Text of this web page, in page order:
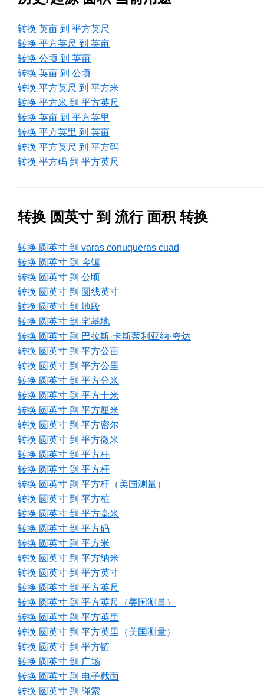
转换 英亩 到 平方英尺
转换 平方英尺 到 英亩
转换 公顷 到 英亩
转换 英亩 到 公顷
转换 平方英尺 到 平方米
转换 平方米 到 平方英尺
转换 英亩 到 平方英里
转换 平方英里 到 英亩
转换 平方英尺 到 平方码
转换 平方码 到 平方英尺
转换 圆英寸 到 流行 面积 转换
转换 圆英寸 到 varas conuqueras cuad
转换 圆英寸 到 乡镇
转换 圆英寸 到 公顷
转换 圆英寸 到 圆线英寸
转换 圆英寸 到 地段
转换 圆英寸 到 宅基地
转换 圆英寸 到 巴拉斯·卡斯蒂利亚纳·夸达
转换 圆英寸 到 平方公亩
转换 圆英寸 到 平方公里
转换 圆英寸 到 平方分米
转换 圆英寸 到 平方十米
转换 圆英寸 到 平方厘米
转换 圆英寸 到 平方密尔
转换 圆英寸 到 平方微米
转换 圆英寸 到 平方杆
转换 圆英寸 到 平方杆
转换 圆英寸 到 平方杆（美国测量）
转换 圆英寸 到 平方桩
转换 圆英寸 到 平方毫米
转换 圆英寸 到 平方码
转换 圆英寸 到 平方米
转换 圆英寸 到 平方纳米
转换 圆英寸 到 平方英寸
转换 圆英寸 到 平方英尺
转换 圆英寸 到 平方英尺（美国测量）
转换 圆英寸 到 平方英里
转换 圆英寸 到 平方英里（美国测量）
转换 圆英寸 到 平方链
转换 圆英寸 到 广场
转换 圆英寸 到 电子截面
转换 圆英寸 到 绳索